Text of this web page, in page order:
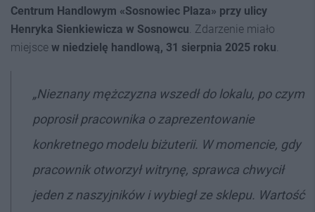
Centrum Handlowym «Sosnowiec Plaza» przy ulicy
Henryka Sienkiewicza w Sosnowcu. Zdarzenie miało
miejsce w niedzielę handlową, 31 sierpnia 2025 roku.
„Nieznany mężczyzna wszedł do lokalu, po czym
poprosił pracownika o zaprezentowanie
konkretnego modelu biżuterii. W momencie, gdy
pracownik otworzył witrynę, sprawca chwycił
jeden z naszyjników i wybiegł ze sklepu. Wartość